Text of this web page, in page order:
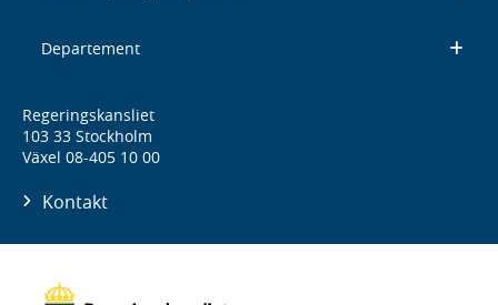
Departement
Regeringskansliet
103 33 Stockholm
Växel 08-405 10 00
Kontakt